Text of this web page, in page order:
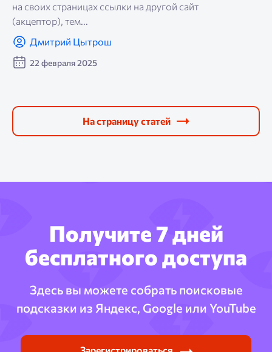
На страницу статей
на своих страницах ссылки на другой сайт
(акцептор), тем...
Дмитрий Цытрош
22 февраля 2025
Получите 7 дней
бесплатного доступа
Здесь вы можете собрать поисковые
подсказки из Яндекс, Google или YouTube